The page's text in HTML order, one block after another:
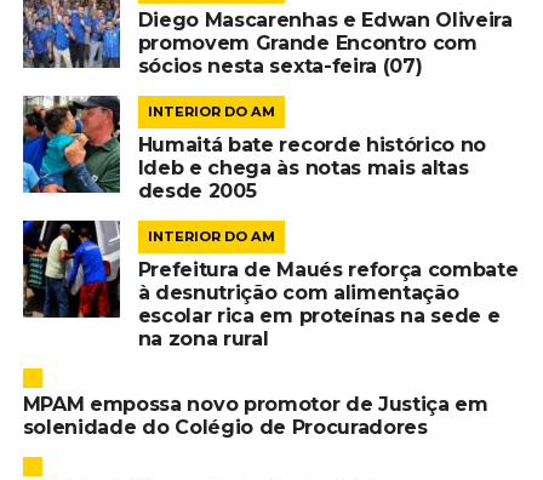
Diego Mascarenhas e Edwan Oliveira
promovem Grande Encontro com
sócios nesta sexta-feira (07)
INTERIOR DO AM
Humaitá bate recorde histórico no
Ideb e chega às notas mais altas
desde 2005
INTERIOR DO AM
Prefeitura de Maués reforça combate
à desnutrição com alimentação
escolar rica em proteínas na sede e
na zona rural
MPAM empossa novo promotor de Justiça em
solenidade do Colégio de Procuradores